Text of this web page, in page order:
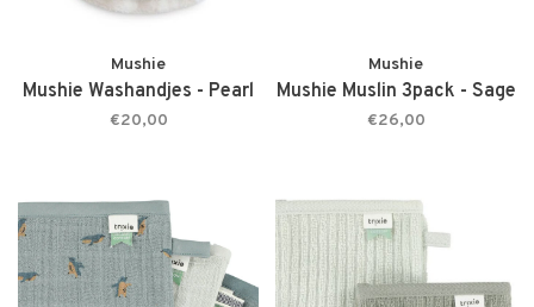
Mushie
Mushie Washandjes - Pearl
€20,00
Mushie
Mushie Muslin 3pack - Sage
€26,00